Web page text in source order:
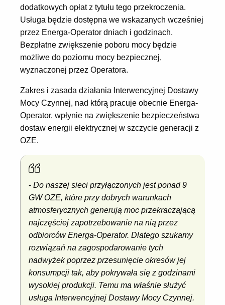
dodatkowych opłat z tytułu tego przekroczenia.
Usługa będzie dostępna we wskazanych wcześniej
przez Energa-Operator dniach i godzinach.
Bezpłatne zwiększenie poboru mocy będzie
możliwe do poziomu mocy bezpiecznej,
wyznaczonej przez Operatora.
Zakres i zasada działania Interwencyjnej Dostawy
Mocy Czynnej, nad którą pracuje obecnie Energa-
Operator, wpłynie na zwiększenie bezpieczeństwa
dostaw energii elektrycznej w szczycie generacji z
OZE.
- Do naszej sieci przyłączonych jest ponad 9
GW OZE, które przy dobrych warunkach
atmosferycznych generują moc przekraczającą
najczęściej zapotrzebowanie na nią przez
odbiorców Energa-Operator. Dlatego szukamy
rozwiązań na zagospodarowanie tych
nadwyżek poprzez przesunięcie okresów jej
konsumpcji tak, aby pokrywała się z godzinami
wysokiej produkcji. Temu ma właśnie służyć
usługa Interwencyjnej Dostawy Mocy Czynnej.